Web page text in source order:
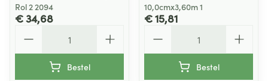
Rol 2 2094
€ 34,68
Bestel
10,0cmx3,60m 1
€ 15,81
Bestel